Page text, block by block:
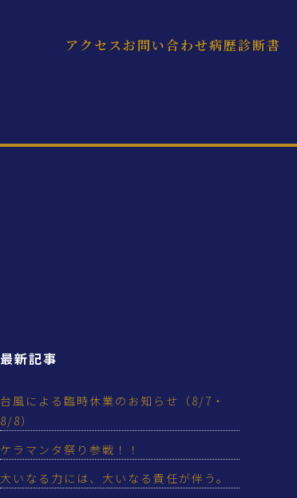
アクセスお問い合わせ病歴診断書
最新記事
台風による臨時休業のお知らせ（8/7・
8/8）
ケラマンタ祭り参戦！！
大いなる力には、大いなる責任が伴う。